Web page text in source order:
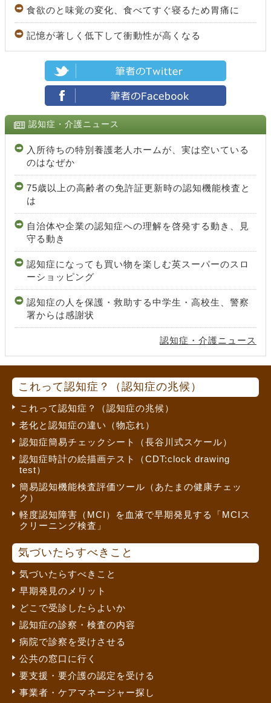
食欲のと味覚の変化、食べてすぐ寝るため胃痛に
記憶が著しく低下して衝動性が高くなる
認知症・介護ニュース
入所待ちの特別養護老人ホームが、実は空いている
のはなぜか
75歳以上の高齢者の免許証更新時の認知機能検査と
は
自治体や企業の認知症への理解を啓発する動き、見
守る動き
認知症になっても買い物を楽しむ英スーパーのスロ
ーショッピング
認知症の人を保護・救助する中学生・高校生、警察
署からは感謝状
認知症・介護ニュース
これって認知症？（認知症の兆候）
これって認知症？（認知症の兆候）
老化と認知症の違い（物忘れ）
認知症簡易チェックシート（長谷川式スケール）
認知症時計の絵描画テスト（CDT:clock drawing
test）
簡易認知機能検査評価ツール（あたまの健康チェッ
ク）
軽度認知障害（MCI）を血液で早期発見する「MCIス
クリーニング検査」
気づいたらすべきこと
気づいたらすべきこと
早期発見のメリット
どこで受診したらよいか
認知症の診察・検査の内容
病院で診察を受けさせる
公共の窓口に行く
要支援・要介護の認定を受ける
事業者・ケアマネージャー探し